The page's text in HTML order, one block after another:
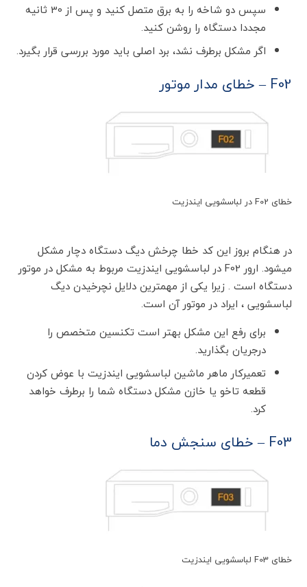
سپس دو شاخه را به برق متصل کنید و پس از 30 ثانیه
مجددا دستگاه را روشن کنید.
اگر مشکل برطرف نشد، برد اصلی باید مورد بررسی قرار بگیرد.
F02 – خطای مدار موتور
خطای F02 در لباسشویی ایندزیت
در هنگام بروز این کد خطا چرخش دیگ دستگاه دچار مشکل
میشود. ارور F02 در لباسشویی ایندزیت مربوط به مشکل در موتور
دستگاه است . زیرا یکی از مهمترین دلایل نچرخیدن دیگ
لباسشویی ، ایراد در موتور آن است.
برای رفع این مشکل بهتر است تکنسین متخصص را
درجریان بگذارید.
تعمیرکار ماهر ماشین لباسشویی ایندزیت با عوض کردن
قطعه تاخو یا خازن مشکل دستگاه شما را برطرف خواهد
کرد.
F03 – خطای سنجش دما
خطای F03 لباسشویی ایندزیت